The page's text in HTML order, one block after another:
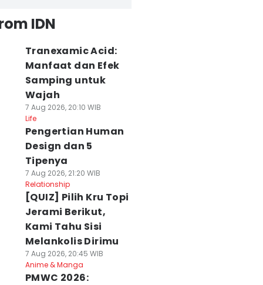
IDN
Tranexamic Acid:
Manfaat dan Efek
Samping untuk
Wajah
7 Aug 2026, 20:10 WIB
Life
Pengertian Human
Design dan 5
Tipenya
7 Aug 2026, 21:20 WIB
Relationship
[QUIZ] Pilih Kru Topi
Jerami Berikut,
Kami Tahu Sisi
Melankolis Dirimu
7 Aug 2026, 20:45 WIB
Anime & Manga
PMWC 2026: